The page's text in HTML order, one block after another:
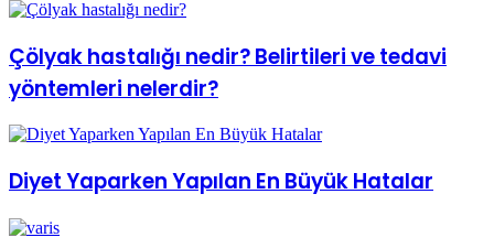
Çölyak hastalığı nedir? Belirtileri ve tedavi
yöntemleri nelerdir?
Diyet Yaparken Yapılan En Büyük Hatalar